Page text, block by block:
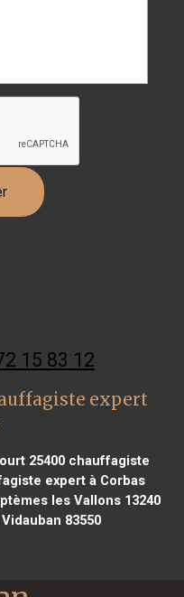
15 83 12
expert
25400chauffagiste
expert à Corbas
les Vallons 13240
83550